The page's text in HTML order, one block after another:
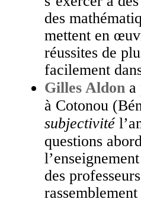
des
mettent en
réussites de
facilement
Gilles Aldon a
à Cotonou
subjectivité
questions
des